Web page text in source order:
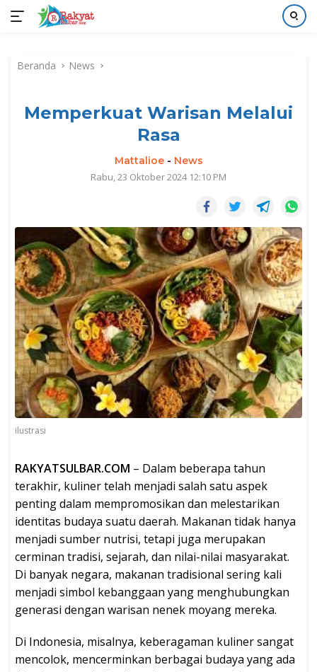
kontenBeranda News
Memperkuat Warisan Melalui
Rasa
Mattalioe- News
Rabu, 23 Oktober 2024 12:10 PM
ilustrasi
RAKYATSULBAR.COM – Dalam beberapa tahun
terakhir, kuliner telah menjadi salah satu aspek
penting dalam mempromosikan dan melestarikan
identitas budaya suatu daerah. Makanan tidak hanya
menjadi sumber nutrisi, tetapi juga merupakan
cerminan tradisi, sejarah, dan nilai-nilai masyarakat.
Di banyak negara, makanan tradisional sering kali
menjadi simbol kebanggaan yang menghubungkan
generasi dengan warisan nenek moyang mereka.
Di Indonesia, misalnya, keberagaman kuliner sangat
mencolok, mencerminkan berbagai budaya yang ada